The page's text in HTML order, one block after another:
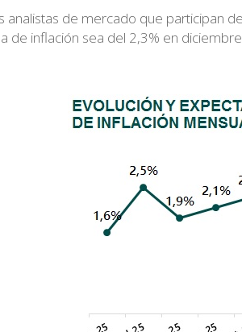
analistas de mercado que participan
de inflación sea del 2,3% en